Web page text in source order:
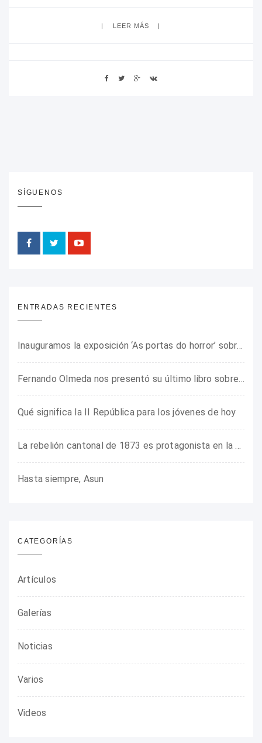
LEER MÁS
SÍGUENOS
ENTRADAS RECIENTES
Qué significa la II República para los jóvenes de hoy
Hasta siempre, Asun
CATEGORÍAS
Artículos
Galerías
Noticias
Varios
Videos